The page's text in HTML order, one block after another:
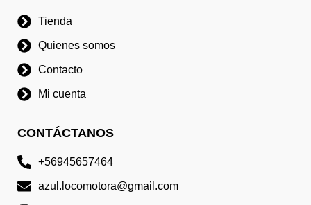
Tienda
Quienes somos
Contacto
Mi cuenta
CONTÁCTANOS
+56945657464
azul.locomotora@gmail.com